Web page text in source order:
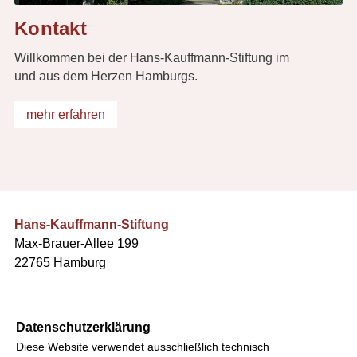
Kontakt
Willkommen bei der Hans-Kauffmann-Stiftung im
und aus dem Herzen Hamburgs.
mehr erfahren
Hans-Kauffmann-Stiftung
Max-Brauer-Allee 199
22765 Hamburg
Telefon: +49 (0)40 831 68 68
Telefax: +49 (0)40 2351 80 92
Datenschutzerklärung
Diese Website verwendet ausschließlich technisch